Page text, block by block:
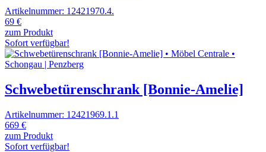
Artikelnummer: 12421970.4.
69 €
zum Produkt
Sofort verfügbar!
Schwebetürenschrank [Bonnie-Amelie]
Artikelnummer: 12421969.1.1
669 €
zum Produkt
Sofort verfügbar!